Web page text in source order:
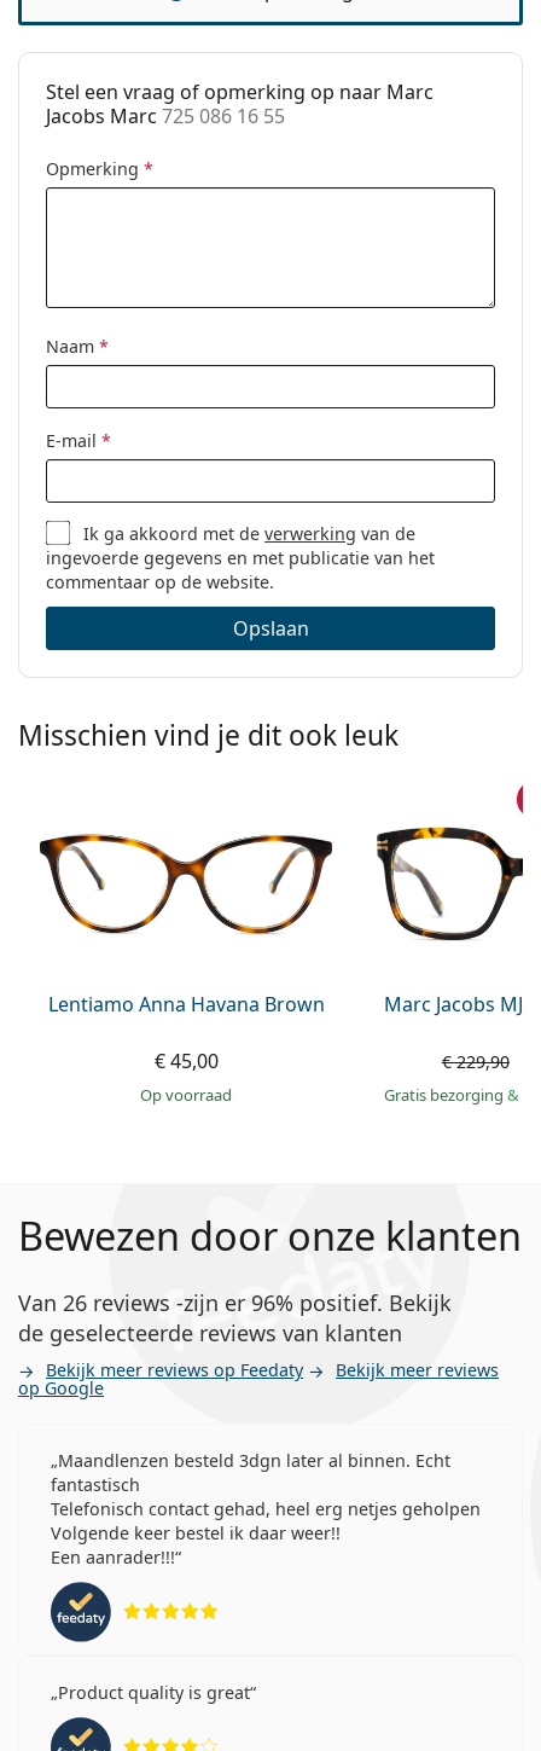
Reinigingsdoekje: Ja
Overig
Geslacht:
Stel een vraag of opmerking op naar Marc
Jacobs Marc 725 086 16 55
Opmerking *
Naam *
E-mail *
Ik ga akkoord met deverwerking van de
ingevoerde gegevens en met publicatie van het
commentaar op de website.
Opslaan
Misschien vind je dit ook leuk
Lentiamo Anna Havana Brown
€ 45,00
op voorraad
Marc Jacobs MJ
€ 229,90
Gratis bezorging &
Bewezen door onze klanten
Van 26 reviews -zijn er 96% positief. Bekijk
de geselecteerde reviews van klanten
Bekijk meer reviews op Feedaty Bekijk meer reviews
op Google
Maandlenzen besteld 3dgn later al binnen. Echt
fantastisch
Telefonisch contact gehad, heel erg netjes geholpen
Volgende keer bestel ik daar weer!!
Een aanrader!!!
Product quality is great